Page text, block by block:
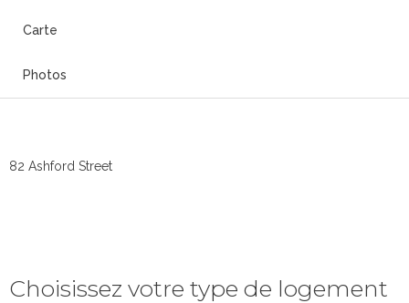
Carte
Photos
82 Ashford Street
Choisissez votre type de logement